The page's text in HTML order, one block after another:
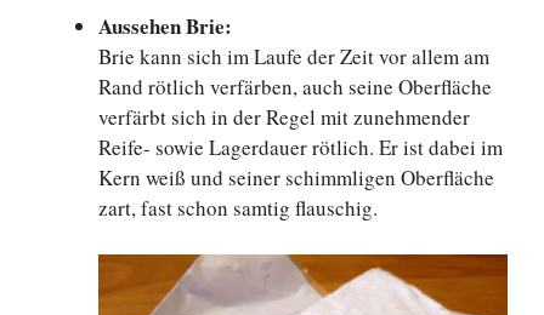
Aussehen Brie:
Brie kann sich im Laufe der Zeit vor allem am
Rand rötlich verfärben, auch seine Oberfläche
verfärbt sich in der Regel mit zunehmender
Reife- sowie Lagerdauer rötlich. Er ist dabei im
Kern weiß und seiner schimmligen Oberfläche
zart, fast schon samtig flauschig.